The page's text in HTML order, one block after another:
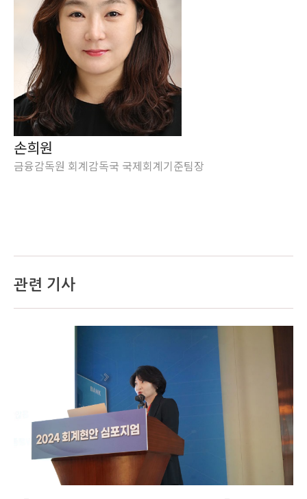
손희원
금융감독원 회계감독국 국제회계기준팀장
관련 기사